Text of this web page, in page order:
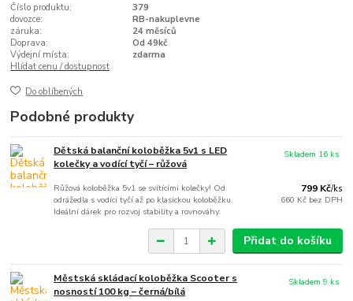
Číslo produktu:
379
dovozce:
RB-nakuplevne
záruka:
24 měsíců
Doprava:
Od 49kč
Výdejní místa:
zdarma
Hlídat cenu / dostupnost
Do oblíbených
Podobné produkty
Dětská balanční koloběžka 5v1 s LED
kolečky a vodící tyčí – růžová
Růžová koloběžka 5v1 se svítícími kolečky! Od
odrážedla s vodící tyčí až po klasickou koloběžku.
Ideální dárek pro rozvoj stability a rovnováhy.
799 Kč/ks
660 Kč bez DPH
Skladem 16 ks
Přidat do košíku
Městská skládací koloběžka Scooter s
nosností 100 kg – černá/bílá
Skladem 9 ks